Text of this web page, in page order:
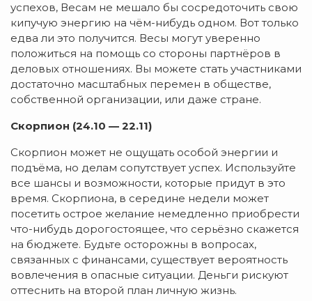
успехов, Весам не мешало бы сосредоточить свою
кипучую энергию на чём-нибудь одном. Вот только
едва ли это получится. Весы могут уверенно
положиться на помощь со стороны партнёров в
деловых отношениях. Вы можете стать участниками
достаточно масштабных перемен в обществе,
собственной организации, или даже стране.
Скорпион (24.10 — 22.11)
Скорпион может не ощущать особой энергии и
подъёма, но делам сопутствует успех. Используйте
все шансы и возможности, которые придут в это
время. Скорпиона, в середине недели может
посетить острое желание немедленно приобрести
что-нибудь дорогостоящее, что серьёзно скажется
на бюджете. Будьте осторожны в вопросах,
связанных с финансами, существует вероятность
вовлечения в опасные ситуации. Деньги рискуют
оттеснить на второй план личную жизнь.